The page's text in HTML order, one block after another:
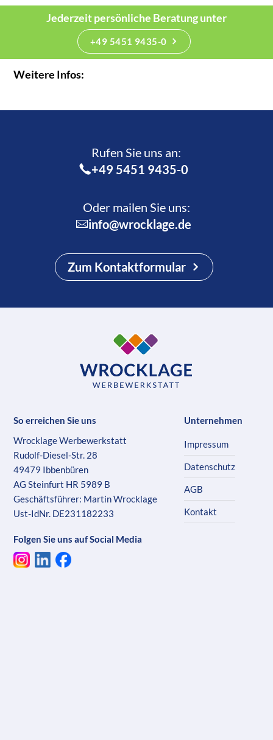
Jederzeit persönliche Beratung unter
+49 5451 9435-0
Weitere Infos:
Rufen Sie uns an:­
+49 5451 9435-0
Oder mailen Sie uns:
info@wrocklage.de
Zum Kontaktformular
So erreichen Sie uns
Wrocklage Werbewerkstatt
Rudolf-Diesel-Str. 28
49479 Ibbenbüren
AG Steinfurt HR 5989 B
Geschäftsführer: Martin Wrocklage
Ust-IdNr. DE231182233
Folgen Sie uns auf Social Media
Unternehmen
Impressum
Datenschutz
AGB
Kontakt